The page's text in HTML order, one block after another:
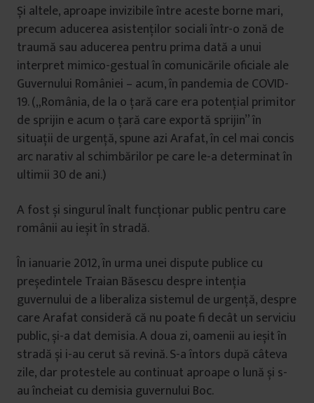
Și altele, aproape invizibile între aceste borne mari,
precum aducerea asistenților sociali într-o zonă de
traumă sau aducerea pentru prima dată a unui
interpret mimico-gestual în comunicările oficiale ale
Guvernului României – acum, în pandemia de COVID-
19. („România, de la o țară care era potențial primitor
de sprijin e acum o țară care exportă sprijin” în
situații de urgență, spune azi Arafat, în cel mai concis
arc narativ al schimbărilor pe care le-a determinat în
ultimii 30 de ani.)
A fost și singurul înalt funcționar public pentru care
românii au ieșit în stradă.
În ianuarie 2012, în urma unei dispute publice cu
președintele Traian Băsescu despre intenția
guvernului de a liberaliza sistemul de urgență, despre
care Arafat consideră că nu poate fi decât un serviciu
public, și-a dat demisia. A doua zi, oamenii au ieșit în
stradă și i-au cerut să revină. S-a întors după câteva
zile, dar protestele au continuat aproape o lună și s-
au încheiat cu demisia guvernului Boc.